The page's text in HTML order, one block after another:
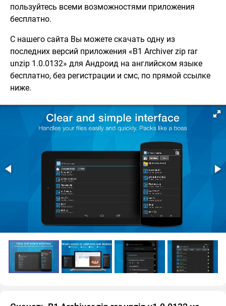
пользуйтесь всеми возможностями приложения
бесплатно.
С нашего сайта Вы можете скачать одну из
последних версий приложения «B1 Archiver zip rar
unzip 1.0.0132» для Андроид на английском языке
бесплатно, без регистрации и смс, по прямой ссылке
ниже.